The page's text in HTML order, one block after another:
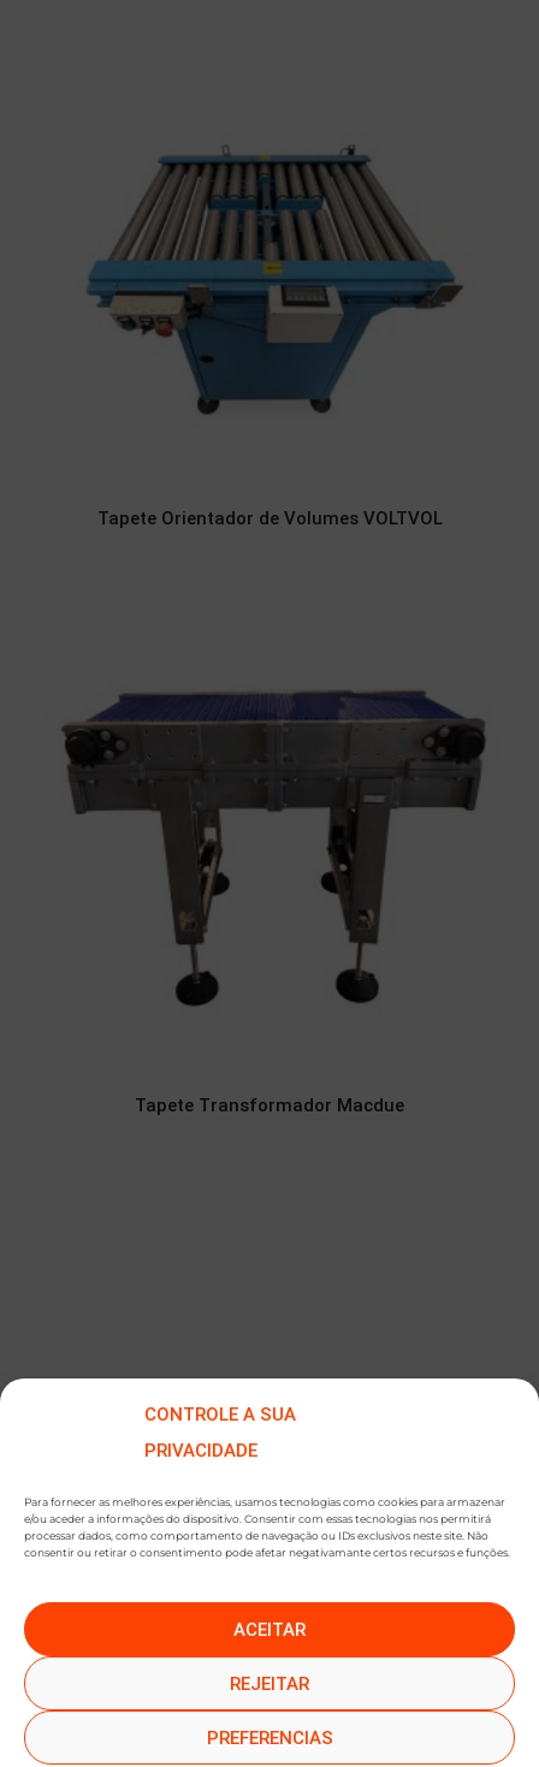
CONTROLE A SUA
PRIVACIDADE
Para fornecer as melhores experiências, usamos tecnologias como cookies para armazenar
e/ou aceder a informações do dispositivo. Consentir com essas tecnologias nos permitirá
processar dados, como comportamento de navegação ou IDs exclusivos neste site. Não
consentir ou retirar o consentimento pode afetar negativamante certos recursos e funções.
ACEITAR
REJEITAR
PREFERENCIAS
Tapete Orientador de Volumes VOLTVOL
Tapete Transformador Macdue
●SUBSCREVER NEWSLETTER●